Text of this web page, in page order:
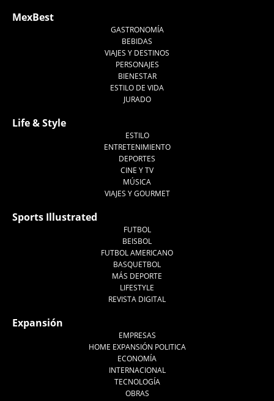
MexBest
GASTRONOMÍA
BEBIDAS
VIAJES Y DESTINOS
PERSONAJES
BIENESTAR
ESTILO DE VIDA
JURADO
Life & Style
ESTILO
ENTRETENIMIENTO
DEPORTES
CINE Y TV
MÚSICA
VIAJES Y GOURMET
Sports Illustrated
FUTBOL
BEISBOL
FUTBOL AMERICANO
BASQUETBOL
MÁS DEPORTE
LIFESTYLE
REVISTA DIGITAL
Expansión
EMPRESAS
HOME EXPANSIÓN POLITICA
ECONOMÍA
INTERNACIONAL
TECNOLOGÍA
OBRAS